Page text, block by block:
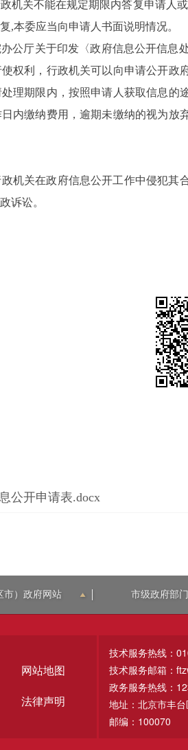
机关不能在规定期限内答复申请人
,本委应当向申请人书面说明情况。
公厅关于印发〈政府信息公开信息
权利，行政机关可以向申请公开
理期限内，按照申请人获取信息
内缴纳费用，逾期未缴纳的视为放
机关在政府信息公开工作中侵犯其
诉讼。
公开申请表.docx
市）政府网站 市级政府部
网站地图
法律声明
技术服务热线：
技术服务邮箱：
政务服务热线：
地址：北京市丰
邮编：100070